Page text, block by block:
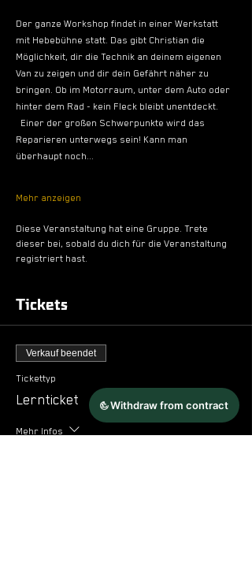
Der ganze Workshop findet in einer Werkstatt
mit Hebebühne statt. Das gibt Christian die
Möglichkeit, dir die Technik an deinem eigenen
Van zu zeigen und dir dein Gefährt näher zu
bringen. Ob im Motorraum, unter dem Auto oder
hinter dem Rad - kein Fleck bleibt unentdeckt.
Einer der großen Schwerpunkte wird das
Reparieren unterwegs sein! Kann man
überhaupt noch…
Mehr anzeigen
Diese Veranstaltung hat eine Gruppe. Trete
dieser bei, sobald du dich für die Veranstaltung
registriert hast.
Tickets
Verkauf beendet
Tickettyp
Lernticket
Mehr Infos